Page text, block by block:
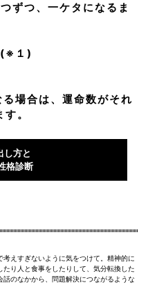
ずつ、一ケタになるま
１)
場合は、運命数がそれ
。
し方と
格診断
えすぎないように気をつけて。精神的に
り人と食事をしたりして、気分転換した
のなかから、問題解決につながるような